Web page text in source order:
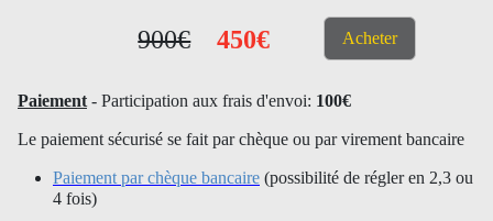
900€ 450€ Acheter
Paiement- Participation aux frais d'envoi: 100€
Le paiement sécurisé se fait par chèque ou par virement bancaire
Paiement par chèque bancaire (possibilité de régler en 2,3 ou
4 fois)